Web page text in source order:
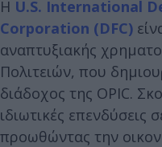
Η U.S. International
Corporation (DFC)
αναπτυξιακής
Πολιτειών, που
διάδοχος της OPIC.
ιδιωτικές
προωθώντας την